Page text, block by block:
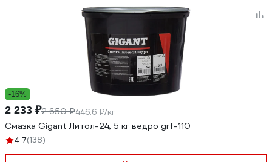
-16%
2 233 ₽2 650 ₽446.6 ₽/кг
Смазка Gigant Литол-24, 5 кг ведро grf-110
4.7(138)